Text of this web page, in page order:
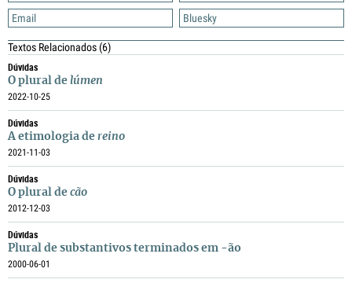
Email
Bluesky
Textos Relacionados(6)
Dúvidas
O plural de lúmen
2022-10-25
Dúvidas
A etimologia de reino
2021-11-03
Dúvidas
O plural de cão
2012-12-03
Dúvidas
Plural de substantivos terminados em -ão
2000-06-01